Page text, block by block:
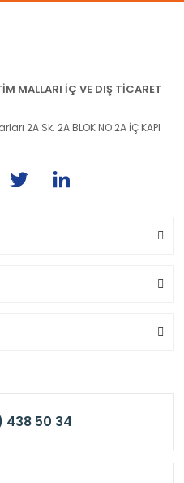
MALLARI İÇ VE DIŞ TİCARET
2A Sk. 2A BLOK NO:2A İÇ KAPI
438 50 34